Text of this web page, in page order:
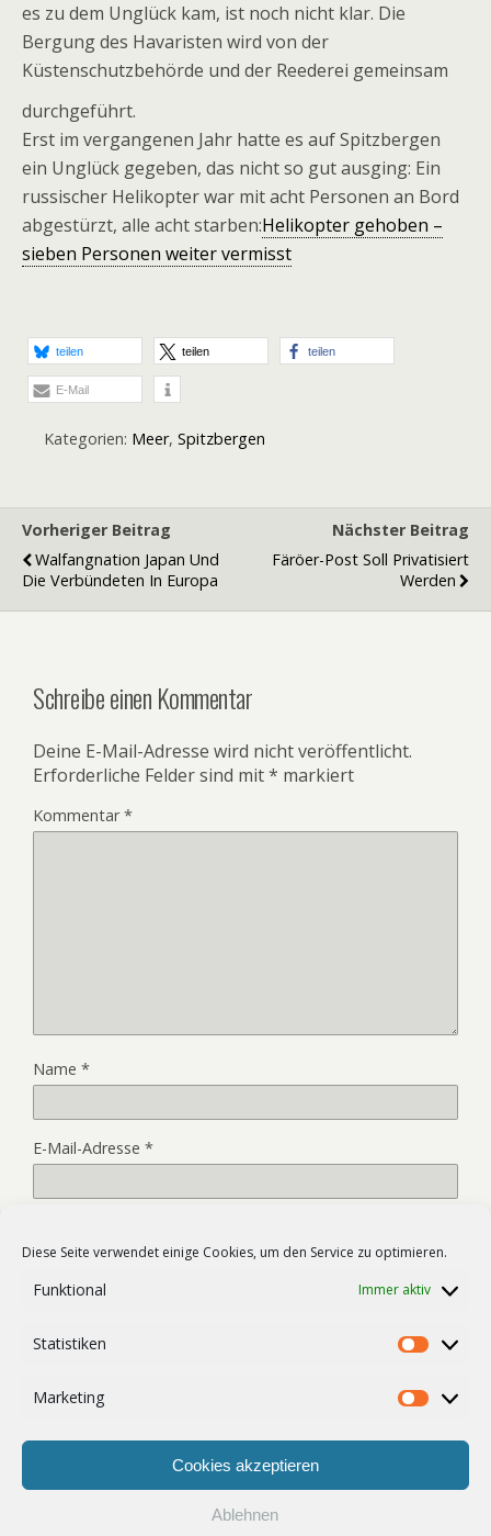
Diese Seite verwendet einige Cookies, um den Service zu optimieren.
Funktional Immer aktiv
Statistiken
Marketing
Cookies akzeptieren
Ablehnen
es zu dem Unglück kam, ist noch nicht klar. Die
Bergung des Havaristen wird von der
Küstenschutzbehörde und der Reederei gemeinsam
durchgeführt.
Erst im vergangenen Jahr hatte es auf Spitzbergen
ein Unglück gegeben, das nicht so gut ausging: Ein
russischer Helikopter war mit acht Personen an Bord
abgestürzt, alle acht starben:Helikopter gehoben –
sieben Personen weiter vermisst
teilen teilen teilen
E-Mail
Kategorien: Meer, Spitzbergen
Vorheriger Beitrag
Walfangnation Japan Und
Die Verbündeten In Europa
Nächster Beitrag
Färöer-Post Soll Privatisiert
Werden
Schreibe einen Kommentar
Deine E-Mail-Adresse wird nicht veröffentlicht.
Erforderliche Felder sind mit* markiert
Kommentar*
Name *
E-Mail-Adresse *
meinen nächsten Kommentar speichern.
Zum Seitenanfang